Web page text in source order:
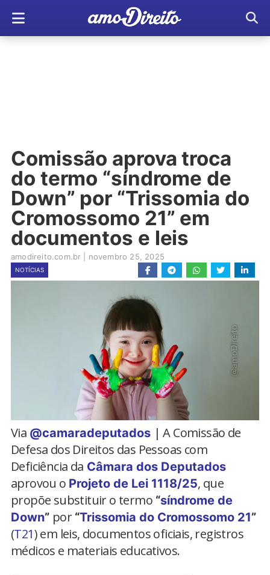
Comissão aprova troca
do termo “síndrome de
Down” por “Trissomia do
Cromossomo 21” em
documentos e leis
amodireito.com.br novembro 25, 2025
NOTÍCIAS
Via @camaradeputados | A Comissão de
Defesa dos Direitos das Pessoas com
Deficiência da Câmara dos Deputados
aprovou o Projeto de Lei 1118/25, que
propõe substituir o termo “síndrome de
Down” por “Trissomia do Cromossomo 21”
(T21) em leis, documentos oficiais, registros
médicos e materiais educativos.